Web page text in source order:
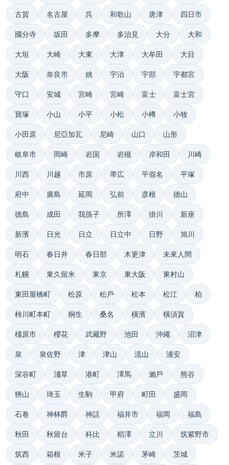
古賀 名古屋 呉 和歌山 唐津 四日市
國分寺 坂田 多摩 多治見 大分 大和
大垣 大崎 大東 大津 大牟田 大目
大阪 奈良市 姚 宇治 宇部 宇都宮
守口 安城 宮崎 宮崎 富士 富士宮
寶塚 小山 小平 小松 小樽 小牧
小田原 尼亞加瓦 尼崎 山口 山形
岐阜市 岡崎 岩国 岩槻 岸和田 川崎
川西 川越 市原 帯広 平假名 平塚
府中 廣島 延岡 弘前 彦根 德山
德島 成田 我孫子 所澤 掛川 新座
新濱 日光 日立 日立中 日野 旭川
明石 春日井 春日部 木更津 未來人間
札幌 東久留米 東京 東大阪 東村山
東田屋橋町 松原 松戶 松本 松江 柏
柿川町本町 桐生 桑名 橫濱 橫須賀
橿原市 櫻花 武藏野 池田 沖繩 沼津
泉 泉佐野 津 津山 流山 浦安
深谷町 淺草 港町 澤馬 瀨戶 熊谷
狹山 琦玉 生駒 甲府 町田 盛岡
石卷 神林爵 神話 福井市 福岡 福島
秋田 秋留台 科比 稻澤 立川 筑紫野市
筑西 箱根 米子 米諾 茅崎 茨城